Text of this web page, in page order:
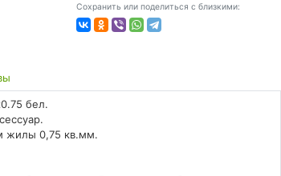
Сохранить или поделиться с близкими:
бел.
жилы 0,75 кв.мм.